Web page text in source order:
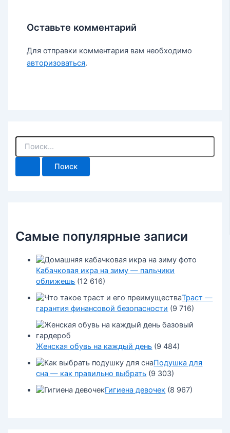
Оставьте комментарий
Для отправки комментария вам необходимо
авторизоваться.
П
и
Самые популярные записи
Кабачковая икра на зиму — пальчики
оближешь (12 616)
Траст —
гарантия финансовой безопасности (9 716)
Женская обувь на каждый день (9 484)
Подушка для
сна — как правильно выбрать (9 303)
Гигиена девочек (8 967)